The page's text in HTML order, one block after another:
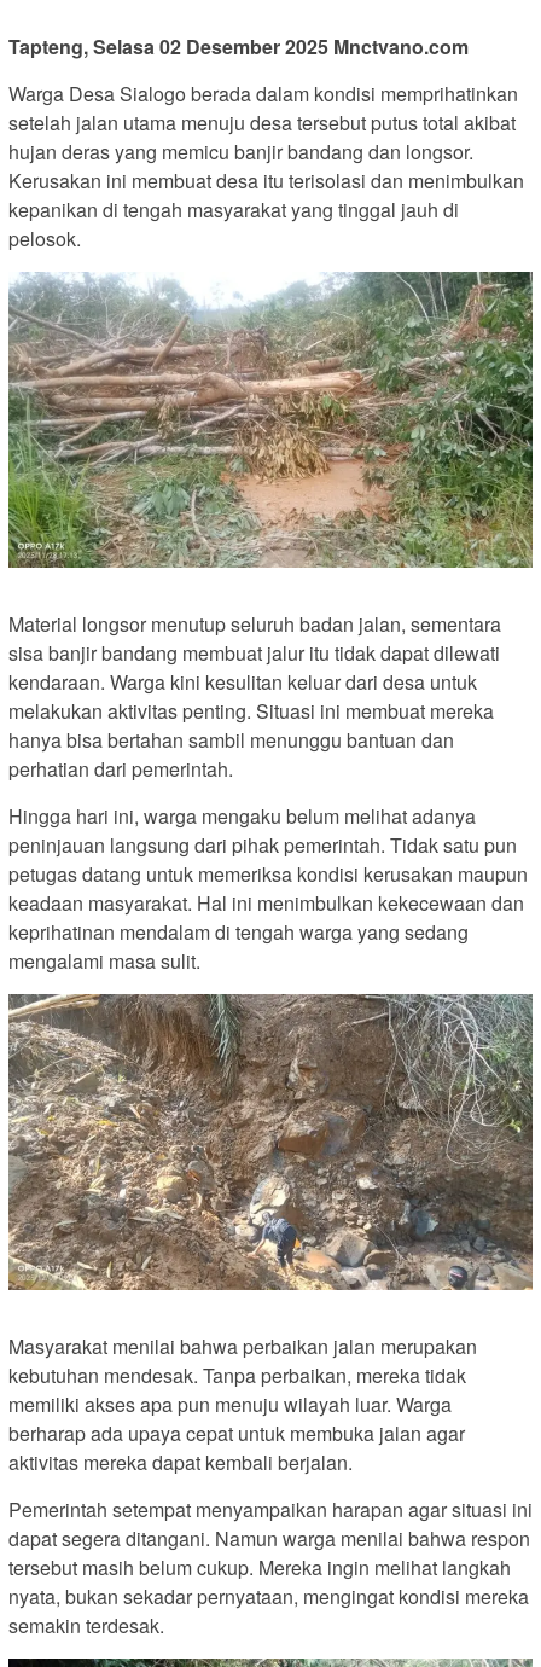
Tapteng, Selasa 02 Desember 2025 Mnctvano.com
Warga Desa Sialogo berada dalam kondisi memprihatinkan
setelah jalan utama menuju desa tersebut putus total akibat
hujan deras yang memicu banjir bandang dan longsor.
Kerusakan ini membuat desa itu terisolasi dan menimbulkan
kepanikan di tengah masyarakat yang tinggal jauh di
pelosok.
Material longsor menutup seluruh badan jalan, sementara
sisa banjir bandang membuat jalur itu tidak dapat dilewati
kendaraan. Warga kini kesulitan keluar dari desa untuk
melakukan aktivitas penting. Situasi ini membuat mereka
hanya bisa bertahan sambil menunggu bantuan dan
perhatian dari pemerintah.
Hingga hari ini, warga mengaku belum melihat adanya
peninjauan langsung dari pihak pemerintah. Tidak satu pun
petugas datang untuk memeriksa kondisi kerusakan maupun
keadaan masyarakat. Hal ini menimbulkan kekecewaan dan
keprihatinan mendalam di tengah warga yang sedang
mengalami masa sulit.
Masyarakat menilai bahwa perbaikan jalan merupakan
kebutuhan mendesak. Tanpa perbaikan, mereka tidak
memiliki akses apa pun menuju wilayah luar. Warga
berharap ada upaya cepat untuk membuka jalan agar
aktivitas mereka dapat kembali berjalan.
Pemerintah setempat menyampaikan harapan agar situasi ini
dapat segera ditangani. Namun warga menilai bahwa respon
tersebut masih belum cukup. Mereka ingin melihat langkah
nyata, bukan sekadar pernyataan, mengingat kondisi mereka
semakin terdesak.